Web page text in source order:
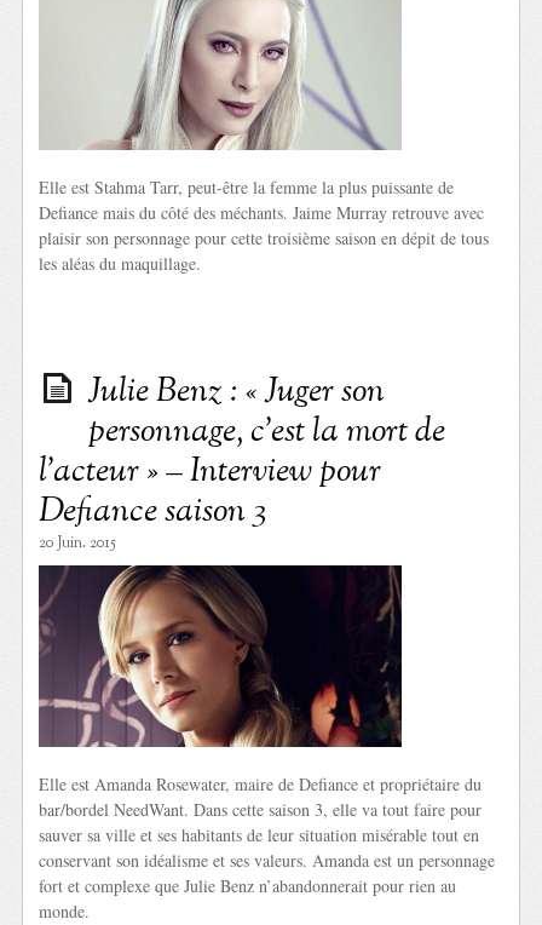
Elle est Stahma Tarr, peut-être la femme la plus puissante de
Defiance mais du côté des méchants. Jaime Murray retrouve avec
plaisir son personnage pour cette troisième saison en dépit de tous
les aléas du maquillage.
Julie Benz : « Juger son
personnage, c’est la mort de
l’acteur » – Interview pour
Defiance saison 3
20 Juin. 2015
Elle est Amanda Rosewater, maire de Defiance et propriétaire du
bar/bordel NeedWant. Dans cette saison 3, elle va tout faire pour
sauver sa ville et ses habitants de leur situation misérable tout en
conservant son idéalisme et ses valeurs. Amanda est un personnage
fort et complexe que Julie Benz n’abandonnerait pour rien au
monde.